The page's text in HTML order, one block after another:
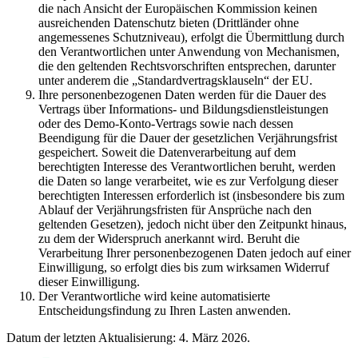
die nach Ansicht der Europäischen Kommission keinen
ausreichenden Datenschutz bieten (Drittländer ohne
angemessenes Schutzniveau), erfolgt die Übermittlung durch
den Verantwortlichen unter Anwendung von Mechanismen,
die den geltenden Rechtsvorschriften entsprechen, darunter
unter anderem die „Standardvertragsklauseln“ der EU.
Ihre personenbezogenen Daten werden für die Dauer des
Vertrags über Informations- und Bildungsdienstleistungen
oder des Demo-Konto-Vertrags sowie nach dessen
Beendigung für die Dauer der gesetzlichen Verjährungsfrist
gespeichert. Soweit die Datenverarbeitung auf dem
berechtigten Interesse des Verantwortlichen beruht, werden
die Daten so lange verarbeitet, wie es zur Verfolgung dieser
berechtigten Interessen erforderlich ist (insbesondere bis zum
Ablauf der Verjährungsfristen für Ansprüche nach den
geltenden Gesetzen), jedoch nicht über den Zeitpunkt hinaus,
zu dem der Widerspruch anerkannt wird. Beruht die
Verarbeitung Ihrer personenbezogenen Daten jedoch auf einer
Einwilligung, so erfolgt dies bis zum wirksamen Widerruf
dieser Einwilligung.
Der Verantwortliche wird keine automatisierte
Entscheidungsfindung zu Ihren Lasten anwenden.
Datum der letzten Aktualisierung: 4. März 2026.